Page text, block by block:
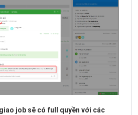
job sẽ có full quyền với các